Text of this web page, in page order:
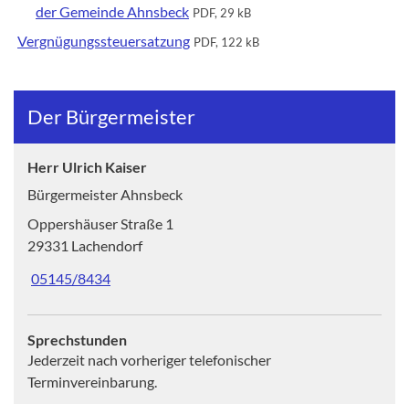
der Gemeinde Ahnsbeck PDF, 29 kB
Vergnügungssteuersatzung PDF, 122 kB
Der Bürgermeister
Herr Ulrich Kaiser
Bürgermeister Ahnsbeck
Oppershäuser Straße 1
29331 Lachendorf
05145/8434
Sprechstunden
Jederzeit nach vorheriger telefonischer
Terminvereinbarung.